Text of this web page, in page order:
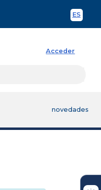
ES
Acceder
novedades